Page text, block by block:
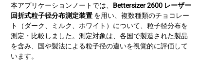
本アプリケーションノートでは、 Bettersizer 2600 レーザー
回折式粒子径分布測定装置を用い、複数種類のチョコレー
ト（ダーク、ミルク、ホワイト）について、粒子径分布を
測定・比較しました。測定対象は、各国で製造された製品
を含み、国や製法による粒子径の違いを視覚的に評価して
います。